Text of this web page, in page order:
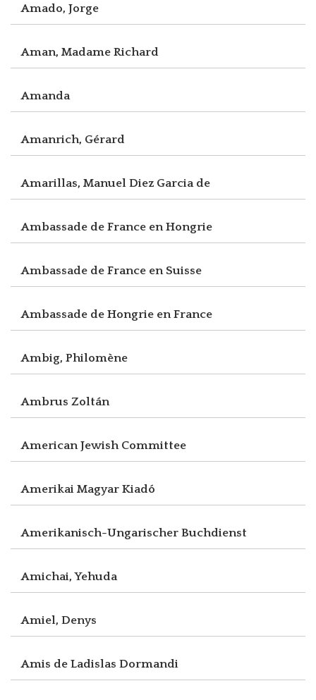
Amado, Jorge
Aman, Madame Richard
Amanda
Amanrich, Gérard
Amarillas, Manuel Diez Garcia de
Ambassade de France en Hongrie
Ambassade de France en Suisse
Ambassade de Hongrie en France
Ambig, Philomène
Ambrus Zoltán
American Jewish Committee
Amerikai Magyar Kiadó
Amerikanisch-Ungarischer Buchdienst
Amichai, Yehuda
Amiel, Denys
Amis de Ladislas Dormandi